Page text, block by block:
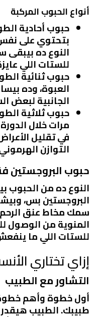
أنواع الحبوب المركبة
حبوب أحادية
بتحتوي على
النوع ده
للستات اللي
حبوب ثنائية
العبوة، وده
الجانبية لبعض
حبوب ثلاثية
مرات خلال
في تقليل
التوازن
حبوب البروجستين
النوع ده من الحبوب
البروجستين بس،
سمك مخاط عنق
المنوية من الوصول
للستات اللي ما
إزاي تختاري
التشاور مع الطبيب
أول خطوة وأهم
طبيبك. الطبيب